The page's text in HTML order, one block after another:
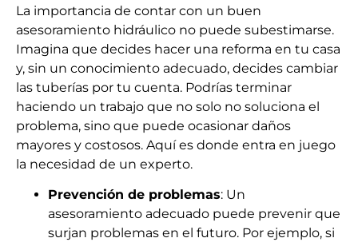
La importancia de contar con un buen
asesoramiento hidráulico no puede subestimarse.
Imagina que decides hacer una reforma en tu casa
y, sin un conocimiento adecuado, decides cambiar
las tuberías por tu cuenta. Podrías terminar
haciendo un trabajo que no solo no soluciona el
problema, sino que puede ocasionar daños
mayores y costosos. Aquí es donde entra en juego
la necesidad de un experto.
Prevención de problemas: Un
asesoramiento adecuado puede prevenir que
surjan problemas en el futuro. Por ejemplo, si